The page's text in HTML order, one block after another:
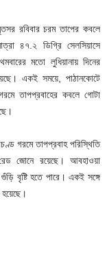
রবিবার চরম তাপের কবলে
৪৭.২ ডিগ্রি সেলসিয়াসে
মতো লুধিয়ানায় দিনের
একই সময়ে, পাঠানকোটে
তাপপ্রবাহের কবলে গোটা
গরমে তাপপ্রবাহ পরিস্থিতি
জোনে রয়েছে। আবহাওয়া
বৃষ্টি হতে পারে। একই সঙ্গে